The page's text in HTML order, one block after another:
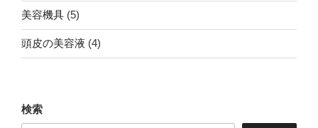
個
美容機具 55
個
の
頭皮の美容液 44
個
検索